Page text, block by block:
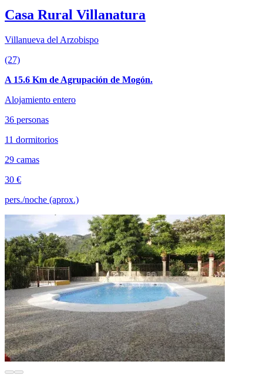
Casa Rural Villanatura
Villanueva del Arzobispo
(27)
A 15.6 Km de Agrupación de Mogón.
Alojamiento entero
36 personas
11 dormitorios
29 camas
30 €
pers./noche (aprox.)